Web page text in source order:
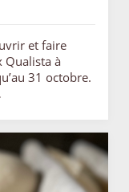
et faire
Qualista à
31 octobre.